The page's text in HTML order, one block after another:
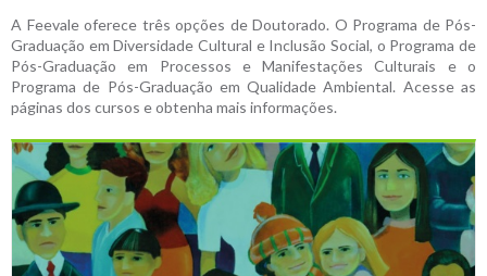
A Feevale oferece três opções de Doutorado. O Programa de Pós-
Graduação em Diversidade Cultural e Inclusão Social, o Programa de
Pós-Graduação em Processos e Manifestações Culturais e o
Programa de Pós-Graduação em Qualidade Ambiental. Acesse as
páginas dos cursos e obtenha mais informações.